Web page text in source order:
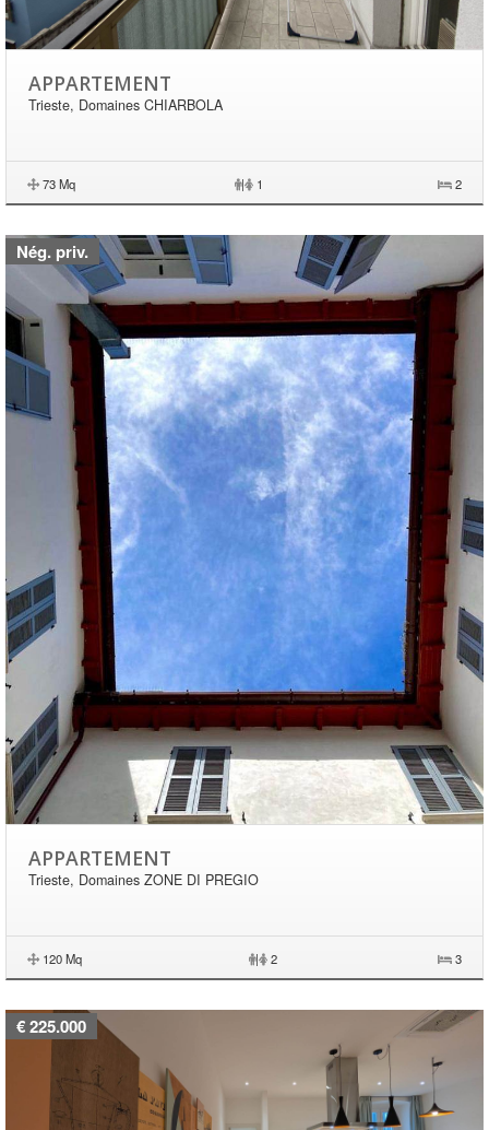
APPARTEMENT
Trieste, Domaines CHIARBOLA
73 Mq | 1 2
Nég. priv.
APPARTEMENT
Trieste, Domaines ZONE DI PREGIO
120 Mq | 2 3
€ 225.000